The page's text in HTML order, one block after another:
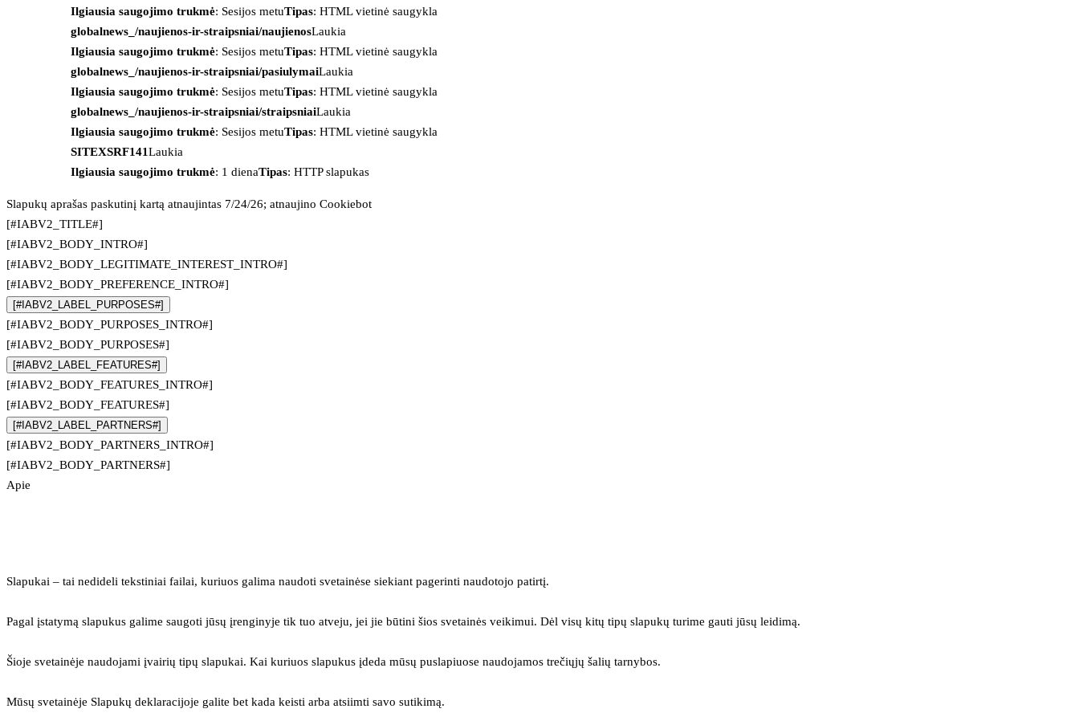
Ilgiausia saugojimo trukmė: Sesijos metuTipas: HTML vietinė saugykla
globalnews_/naujienos-ir-straipsniai/naujienosLaukia
Ilgiausia saugojimo trukmė: Sesijos metuTipas: HTML vietinė saugykla
globalnews_/naujienos-ir-straipsniai/pasiulymaiLaukia
Ilgiausia saugojimo trukmė: Sesijos metuTipas: HTML vietinė saugykla
globalnews_/naujienos-ir-straipsniai/straipsniaiLaukia
Ilgiausia saugojimo trukmė: Sesijos metuTipas: HTML vietinė saugykla
SITEXSRF141Laukia
Ilgiausia saugojimo trukmė: 1 dienaTipas: HTTP slapukas
Slapukų aprašas paskutinį kartą atnaujintas 7/24/26; atnaujino Cookiebot
[#IABV2_TITLE#]
[#IABV2_BODY_INTRO#]
[#IABV2_BODY_LEGITIMATE_INTEREST_INTRO#]
[#IABV2_BODY_PREFERENCE_INTRO#]
[#IABV2_LABEL_PURPOSES#]
[#IABV2_BODY_PURPOSES_INTRO#]
[#IABV2_BODY_PURPOSES#]
[#IABV2_LABEL_FEATURES#]
[#IABV2_BODY_FEATURES_INTRO#]
[#IABV2_BODY_FEATURES#]
[#IABV2_LABEL_PARTNERS#]
[#IABV2_BODY_PARTNERS_INTRO#]
[#IABV2_BODY_PARTNERS#]
Apie
Slapukai – tai nedideli tekstiniai failai, kuriuos galima naudoti svetainėse siekiant pagerinti naudotojo patirtį.
Pagal įstatymą slapukus galime saugoti jūsų įrenginyje tik tuo atveju, jei jie būtini šios svetainės veikimui. Dėl visų kitų tipų slapukų turime gauti jūsų leidimą.
Šioje svetainėje naudojami įvairių tipų slapukai. Kai kuriuos slapukus įdeda mūsų puslapiuose naudojamos trečiųjų šalių tarnybos.
Mūsų svetainėje Slapukų deklaracijoje galite bet kada keisti arba atsiimti savo sutikimą.